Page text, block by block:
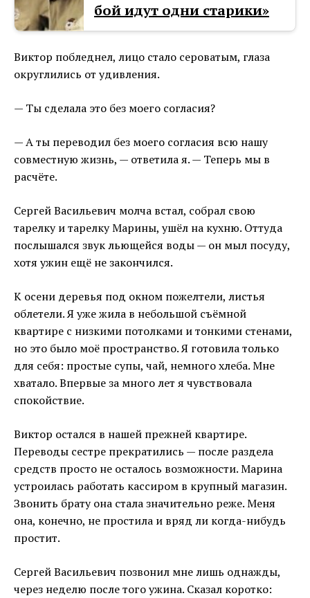
бой идут одни старики»
Виктор побледнел, лицо стало сероватым, глаза
округлились от удивления.
— Ты сделала это без моего согласия?
— А ты переводил без моего согласия всю нашу
совместную жизнь, — ответила я. — Теперь мы в
расчёте.
Сергей Васильевич молча встал, собрал свою
тарелку и тарелку Марины, ушёл на кухню. Оттуда
послышался звук льющейся воды — он мыл посуду,
хотя ужин ещё не закончился.
К осени деревья под окном пожелтели, листья
облетели. Я уже жила в небольшой съёмной
квартире с низкими потолками и тонкими стенами,
но это было моё пространство. Я готовила только
для себя: простые супы, чай, немного хлеба. Мне
хватало. Впервые за много лет я чувствовала
спокойствие.
Виктор остался в нашей прежней квартире.
Переводы сестре прекратились — после раздела
средств просто не осталось возможности. Марина
устроилась работать кассиром в крупный магазин.
Звонить брату она стала значительно реже. Меня
она, конечно, не простила и вряд ли когда-нибудь
простит.
Сергей Васильевич позвонил мне лишь однажды,
через неделю после того ужина. Сказал коротко: